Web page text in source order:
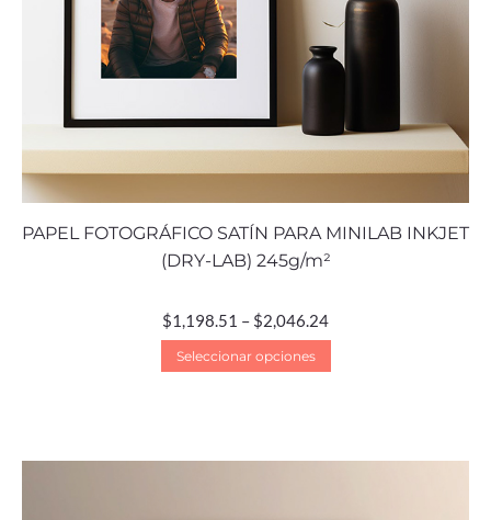
PAPEL FOTOGRÁFICO SATÍN PARA MINILAB INKJET
(DRY-LAB) 245g/m²
$1,198.51 – $2,046.24
Seleccionar opciones